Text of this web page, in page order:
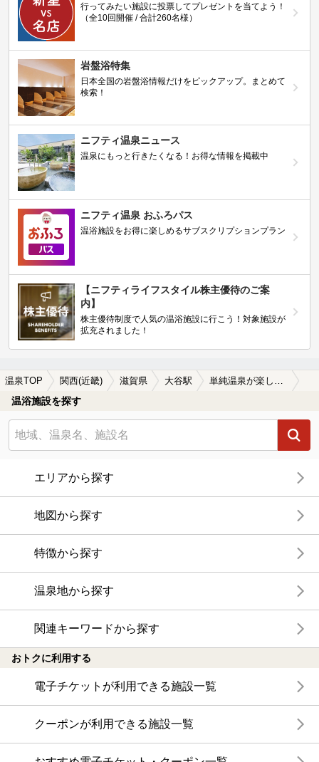
行ってみたい施設に投票してプレゼントを当てよう！
（全10回開催 / 合計260名様）
岩盤浴特集
日本全国の岩盤浴情報だけをピックアップ。まとめて
検索！
ニフティ温泉ニュース
温泉にもっと行きたくなる！お得な情報を掲載中
ニフティ温泉 おふろパス
温浴施設をお得に楽しめるサブスクリプションプラン
【ニフティライフスタイル株主優待のご案
内】
株主優待制度で人気の温浴施設に行こう！対象施設が
拡充されました！
温泉TOP 関西(近畿) 滋賀県 大谷駅
温浴施設を探す
エリアから探す
地図から探す
特徴から探す
温泉地から探す
関連キーワードから探す
おトクに利用する
電子チケットが利用できる施設一覧
クーポンが利用できる施設一覧